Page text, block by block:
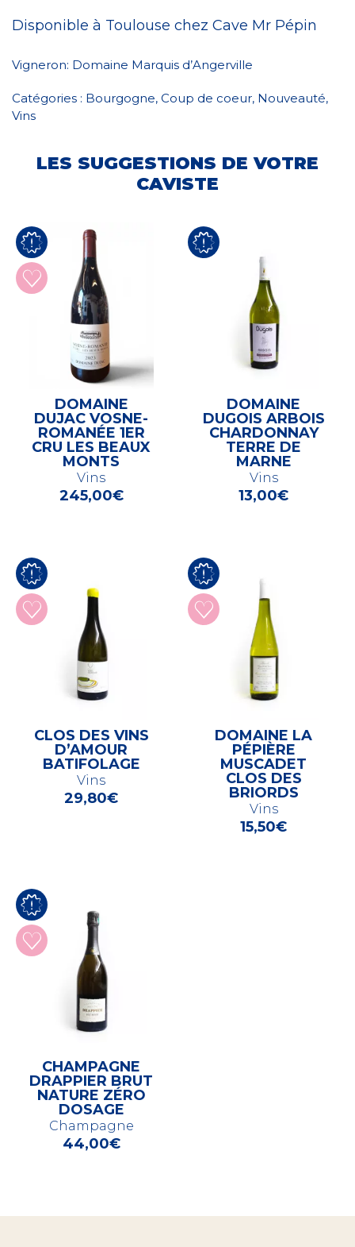
Disponible à Toulouse chez Cave Mr Pépin
Vigneron: Domaine Marquis d’Angerville
Catégories : Bourgogne, Coup de coeur, Nouveauté,
Vins
LES SUGGESTIONS DE VOTRE
CAVISTE
DOMAINE
DUJAC VOSNE-
ROMANÉE 1ER
CRU LES BEAUX
MONTS
Vins
245,00€
DOMAINE
DUGOIS ARBOIS
CHARDONNAY
TERRE DE
MARNE
Vins
13,00€
CLOS DES VINS
D’AMOUR
BATIFOLAGE
Vins
29,80€
DOMAINE LA
PÉPIÈRE
MUSCADET
CLOS DES
BRIORDS
Vins
15,50€
CHAMPAGNE
DRAPPIER BRUT
NATURE ZÉRO
DOSAGE
Champagne
44,00€